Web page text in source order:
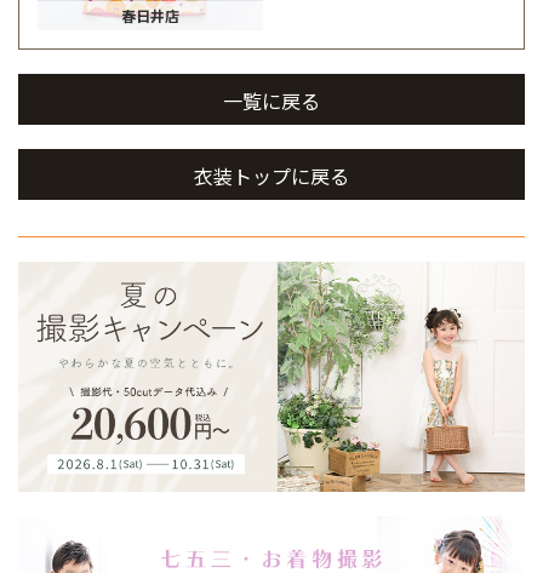
春日井店
一覧に戻る
衣装トップに戻る